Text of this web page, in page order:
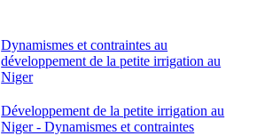
Dynamismes et contraintes au
développement de la petite irrigation au
Niger
Développement de la petite irrigation au
Niger - Dynamismes et contraintes